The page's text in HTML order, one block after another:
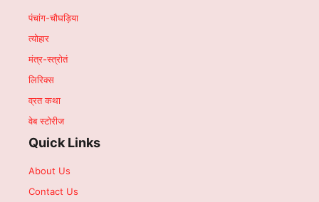
पंचांग-चौघड़िया
त्योहार
मंत्र-स्त्रोतं
लिरिक्स
व्रत कथा
वेब स्टोरीज
Quick Links
About Us
Contact Us